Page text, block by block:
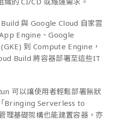
與 Google Cloud 自家雲
Engine、Google
到 Compute Engine，
Build 將容器部署至這些IT
可以讓使用者輕鬆部署無狀
Bringing Serverless to
理基礎架構也能建置容器，亦